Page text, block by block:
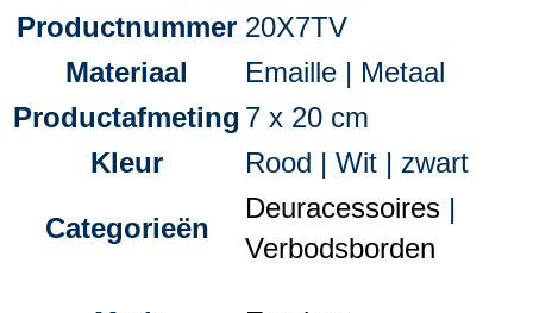
Productnummer 20X7TV
Materiaal
Emaille | Metaal
Productafmeting 7 x 20 cm
Kleur
Rood | Wit | zwart
Categorieën
Deuracessoires |
Verbodsborden